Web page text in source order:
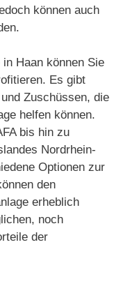
können auch
Haan können Sie
Es gibt
Zuschüssen, die
helfen können.
bis hin zu
Nordrhein-
Optionen zur
den
erheblich
noch
der